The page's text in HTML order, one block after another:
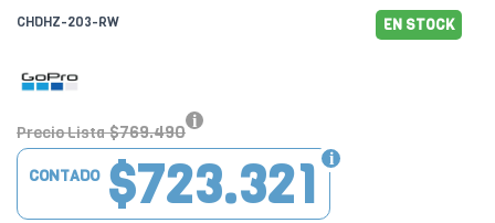
CHDHZ-203-RW EN STOCK
Precio Lista $769.490
$723.321
CONTADO